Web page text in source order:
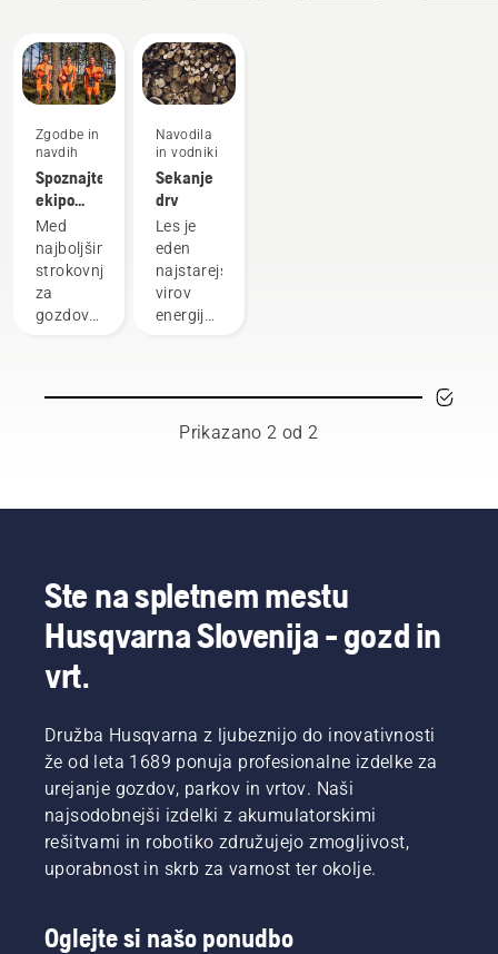
Zgodbe in
navdih
Spoznajte
ekipo
Husqvarna
H-Team
– naše
najzahtevnejše
uporabnike
Med
najboljšimi
strokovnjaki
za
gozdove
skrbno
ambasadorjev.
To je
naša
ekipa H-
team. So
tudi naši
uporabniki.
Navodila
in vodniki
Sekanje
drv
Les je
eden
najstarejših
virov
energije,
energije
vse bolj
ne gre le
za
prijeten
dodatek,
ogrevanja
doma.
Pripravili
smo
nekaj
namigov,
da boste
sekali ali,
Prikazano 2 od 2
Ste na spletnem mestu
Husqvarna Slovenija - gozd in
vrt.
Družba Husqvarna z ljubeznijo do inovativnosti
že od leta 1689 ponuja profesionalne izdelke za
urejanje gozdov, parkov in vrtov. Naši
najsodobnejši izdelki z akumulatorskimi
rešitvami in robotiko združujejo zmogljivost,
uporabnost in skrb za varnost ter okolje.
Oglejte si našo ponudbo